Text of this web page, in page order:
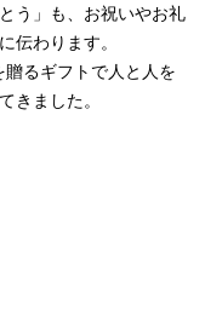
う」も、お祝いやお礼
伝わります。
るギフトで人と人を
きました。